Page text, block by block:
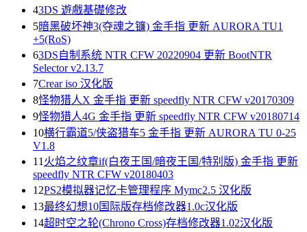
43DS 遊戲基礎修改
5暗黑破坏神3(夺魂之镰) 金手指 更新 AURORA TU1
+5(RoS)
63DS自制系统 NTR CFW 20220904 更新 BootNTR
Selector v2.13.7
7Crear iso 汉化版
8怪物猎人X 金手指 更新 speedfly NTR CFW v20170309
9怪物猎人4G 金手指 更新 speedfly NTR CFW v20180714
10横行霸道5/侠盗猎车5 金手指 更新 AURORA TU 0-25
V1.8
11 火焰之纹章if(白夜王国/暗夜王国/特别版) 金手指 更新
speedfly NTR CFW v20180403
12PS2模拟器记忆卡管理程序 Mymc2.5 汉化版
13最终幻想10国际版存档修改器1.0c汉化版
14超时空之轮(Chrono Cross)存档修改器1.02汉化版